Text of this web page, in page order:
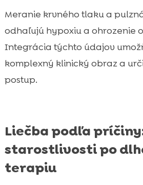
Meranie krvného tlaku a
odhaľujú hypoxiu a ohrozenie
Integrácia týchto údajov
komplexný klinický obraz a
postup.
Liečba podľa
starostlivosti po
terapiu